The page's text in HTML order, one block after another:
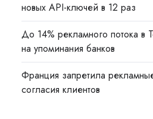
новых API-ключей в 12 раз
До 14% рекламного потока в
на упоминания банков
Франция запретила
согласия клиентов